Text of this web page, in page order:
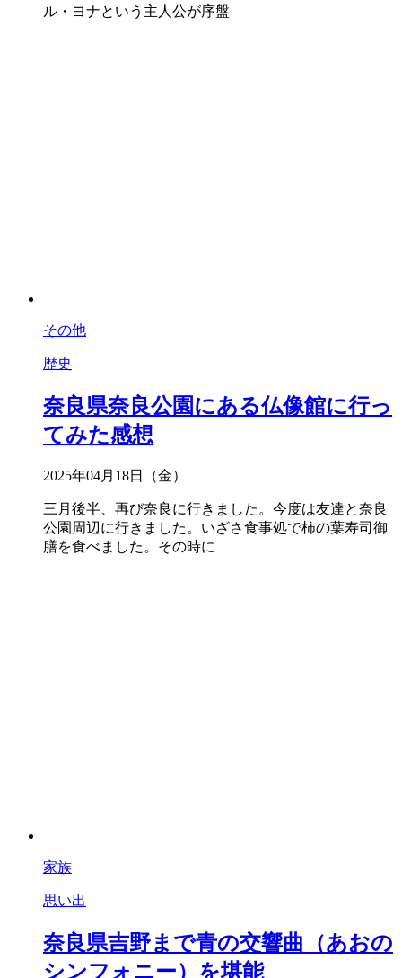
ル・ヨナという主人公が序盤
その他
歴史
奈良県奈良公園にある仏像館に行っ
てみた感想
2025年04月18日（金）
三月後半、再び奈良に行きました。今度は友達と奈良
公園周辺に行きました。いざさ食事処で柿の葉寿司御
膳を食べました。その時に
家族
思い出
奈良県吉野まで青の交響曲（あおの
シンフォニー）を堪能